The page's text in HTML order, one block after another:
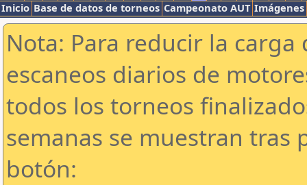
Inicio Base de datos de torneos Campeonato AUT Imágenes
Nota: Para reducir la
escaneos diarios de
todos los torneos
semanas se muestran tras
botón: